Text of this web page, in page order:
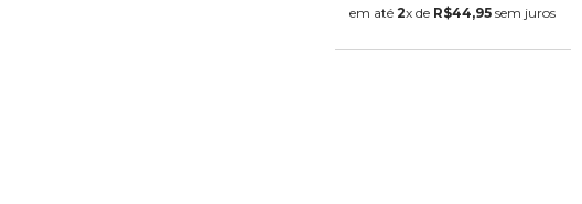
em até2x de R$44,95 sem juros